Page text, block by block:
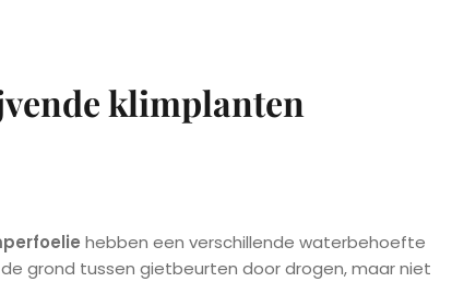
klimplanten
hebben een verschillende waterbehoefte
grond tussen gietbeurten door drogen, maar niet